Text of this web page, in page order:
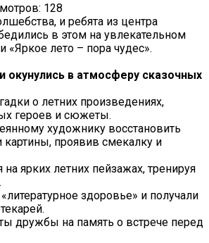
128
и ребята из центра
в этом на увлекательном
«Яркое лето – пора чудес».
окунулись в атмосферу сказочных
о летних произведениях,
героев и сюжеты.
художнику восстановить
картины, проявив смекалку и
на ярких летних пейзажах, тренируя
здоровье» и получали
дружбы на память о встрече перед